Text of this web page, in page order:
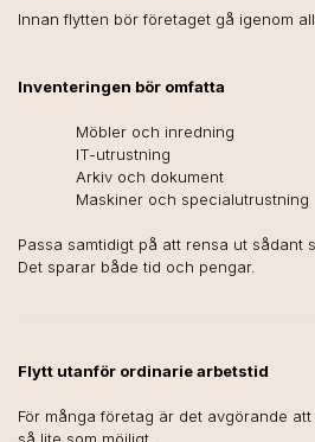
Innan flytten bör företaget gå igenom
Inventeringen bör omfatta
Möbler och inredning
IT-utrustning
Arkiv och dokument
Maskiner och specialutrustning
Passa samtidigt på att rensa ut sådant
Det sparar både tid och pengar.
Flytt utanför ordinarie arbetstid
För många företag är det avgörande